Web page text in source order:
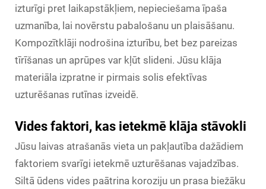
izturīgi pret laikapstākļiem, nepieciešama īpaša
uzmanība, lai novērstu pabalošanu un plaisāšanu.
Kompozītklāji nodrošina izturību, bet bez pareizas
tīrīšanas un aprūpes var kļūt slideni. Jūsu klāja
materiāla izpratne ir pirmais solis efektīvas
uzturēšanas rutīnas izveidē.
Vides faktori, kas ietekmē klāja stāvokli
Jūsu laivas atrašanās vieta un pakļautība dažādiem
faktoriem svarīgi ietekmē uzturēšanas vajadzības.
Siltā ūdens vides paātrina koroziju un prasa biežāku